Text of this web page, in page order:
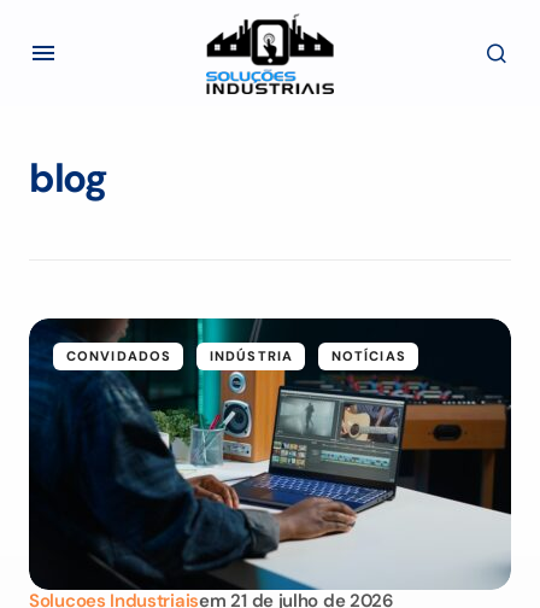
blog
CONVIDADOS INDÚSTRIA NOTÍCIAS
Solucoes Industriaisem 21 de julho de 2026